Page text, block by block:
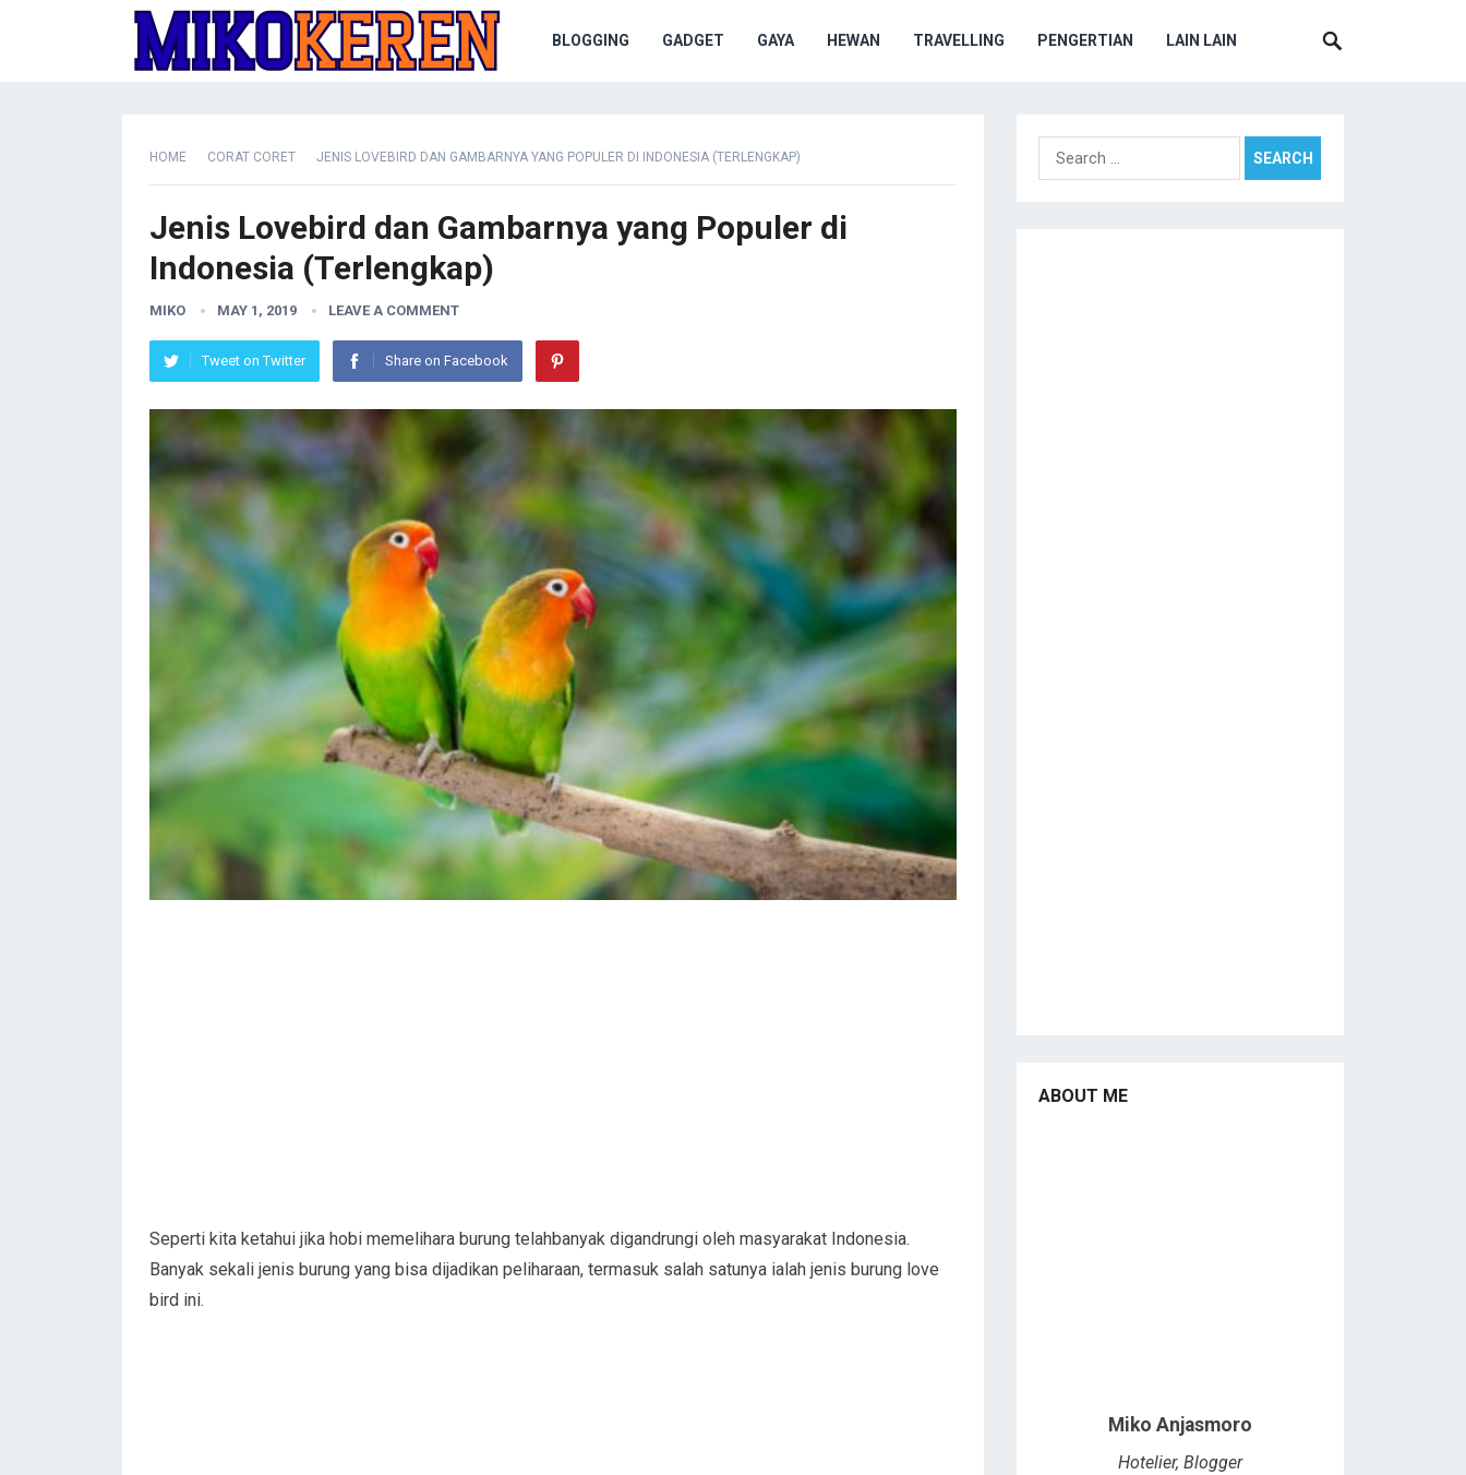
BLOGGING GADGET GAYA HEWAN TRAVELLING PENGERTIAN LAIN LAIN
HOME CORAT CORET JENIS LOVEBIRD DAN GAMBARNYA YANG POPULER DI INDONESIA (TERLENGKAP)
Jenis Lovebird dan Gambarnya yang Populer di
Indonesia (Terlengkap)
MIKO MAY 1, 2019 LEAVE A COMMENT
Tweet on Twitter Share on Facebook
Seperti kita ketahui jika hobi memelihara burung telahbanyak digandrungi oleh masyarakat Indonesia.
Banyak sekali jenis burung yang bisa dijadikan peliharaan, termasuk salah satunya ialah jenis burung love
bird ini.
Search
for:
ABOUT ME
Miko Anjasmoro
Hotelier, Blogger